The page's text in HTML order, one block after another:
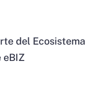
del Ecosistema
eBIZ